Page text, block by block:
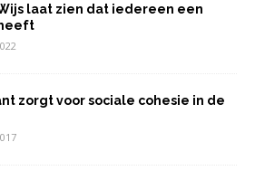
laat zien dat iedereen een
zorgt voor sociale cohesie in de